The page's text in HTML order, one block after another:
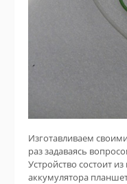
Изготавливаем
раз задаваясь
Устройство состоит
аккумулятора